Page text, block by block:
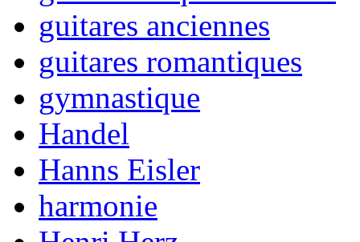
guitares anciennes
guitares romantiques
gymnastique
Handel
Hanns Eisler
harmonie